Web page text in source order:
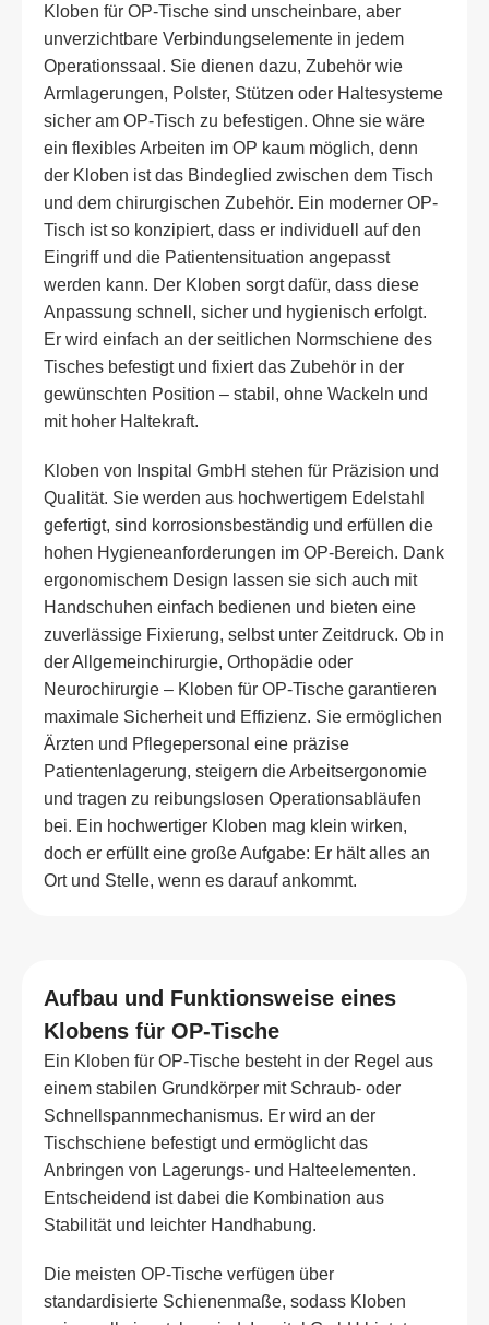
Kloben für OP-Tische sind unscheinbare, aber
unverzichtbare Verbindungselemente in jedem
Operationssaal. Sie dienen dazu, Zubehör wie
Armlagerungen, Polster, Stützen oder Haltesysteme
sicher am OP-Tisch zu befestigen. Ohne sie wäre
ein flexibles Arbeiten im OP kaum möglich, denn
der Kloben ist das Bindeglied zwischen dem Tisch
und dem chirurgischen Zubehör. Ein moderner OP-
Tisch ist so konzipiert, dass er individuell auf den
Eingriff und die Patientensituation angepasst
werden kann. Der Kloben sorgt dafür, dass diese
Anpassung schnell, sicher und hygienisch erfolgt.
Er wird einfach an der seitlichen Normschiene des
Tisches befestigt und fixiert das Zubehör in der
gewünschten Position – stabil, ohne Wackeln und
mit hoher Haltekraft.
Kloben von Inspital GmbH stehen für Präzision und
Qualität. Sie werden aus hochwertigem Edelstahl
gefertigt, sind korrosionsbeständig und erfüllen die
hohen Hygieneanforderungen im OP-Bereich. Dank
ergonomischem Design lassen sie sich auch mit
Handschuhen einfach bedienen und bieten eine
zuverlässige Fixierung, selbst unter Zeitdruck. Ob in
der Allgemeinchirurgie, Orthopädie oder
Neurochirurgie – Kloben für OP-Tische garantieren
maximale Sicherheit und Effizienz. Sie ermöglichen
Ärzten und Pflegepersonal eine präzise
Patientenlagerung, steigern die Arbeitsergonomie
und tragen zu reibungslosen Operationsabläufen
bei. Ein hochwertiger Kloben mag klein wirken,
doch er erfüllt eine große Aufgabe: Er hält alles an
Ort und Stelle, wenn es darauf ankommt.
Aufbau und Funktionsweise eines
Klobens für OP-Tische
Ein Kloben für OP-Tische besteht in der Regel aus
einem stabilen Grundkörper mit Schraub- oder
Schnellspannmechanismus. Er wird an der
Tischschiene befestigt und ermöglicht das
Anbringen von Lagerungs- und Halteelementen.
Entscheidend ist dabei die Kombination aus
Stabilität und leichter Handhabung.
Die meisten OP-Tische verfügen über
standardisierte Schienenmaße, sodass Kloben